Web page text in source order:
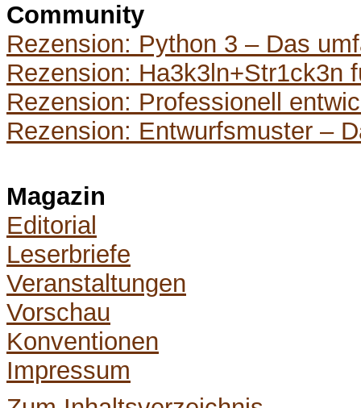
Community
Rezension: Python 3 – Das
Rezension: Ha3k3ln+Str1ck3n
Rezension: Professionell
Rezension: Entwurfsmuster –
Magazin
Editorial
Leserbriefe
Veranstaltungen
Vorschau
Konventionen
Impressum